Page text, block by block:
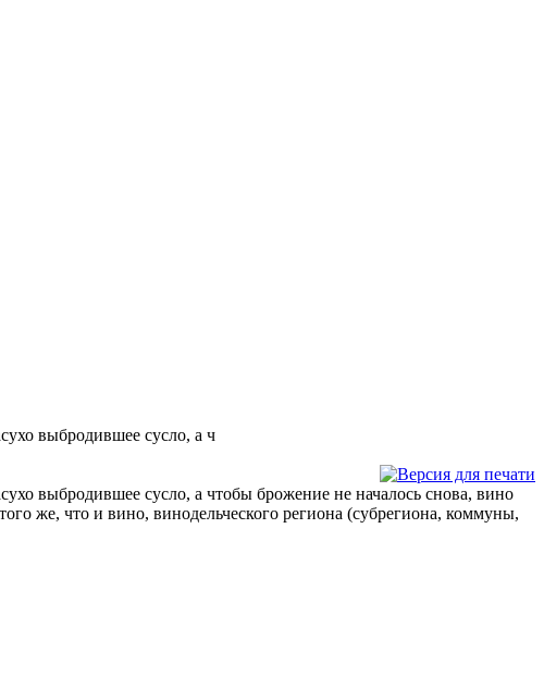
выбродившее сусло, а ч
выбродившее сусло, а чтобы брожение не началось снова, вино
же, что и вино, винодельческого региона (субрегиона, коммуны,